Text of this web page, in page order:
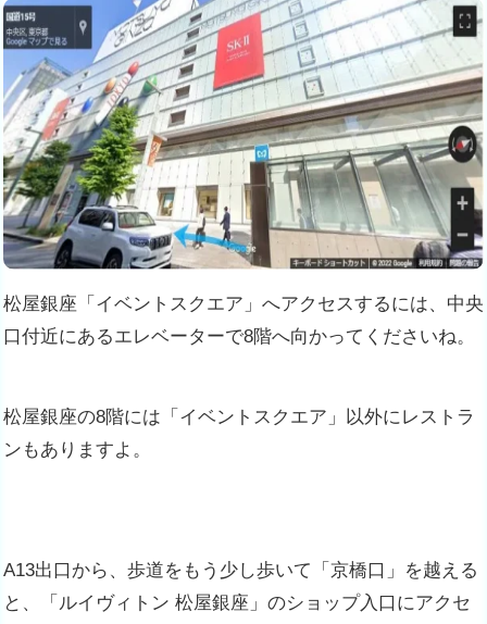
松屋銀座「イベントスクエア」へアクセスするには、中央
口付近にあるエレベーターで8階へ向かってくださいね。
松屋銀座の8階には「イベントスクエア」以外にレストラ
ンもありますよ。
A13出口から、歩道をもう少し歩いて「京橋口」を越える
と、「ルイヴィトン 松屋銀座」のショップ入口にアクセ